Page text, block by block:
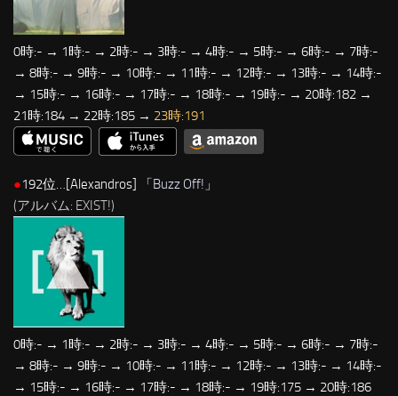
0時:- → 1時:- → 2時:- → 3時:- → 4時:- → 5時:- → 6時:- → 7時:-
→ 8時:- → 9時:- → 10時:- → 11時:- → 12時:- → 13時:- → 14時:-
→ 15時:- → 16時:- → 17時:- → 18時:- → 19時:- → 20時:182 →
21時:184 → 22時:185 → 23時:191
●192位…[Alexandros] 「Buzz Off! 」
(アルバム: EXIST!)
0時:- → 1時:- → 2時:- → 3時:- → 4時:- → 5時:- → 6時:- → 7時:-
→ 8時:- → 9時:- → 10時:- → 11時:- → 12時:- → 13時:- → 14時:-
→ 15時:- → 16時:- → 17時:- → 18時:- → 19時:175 → 20時:186